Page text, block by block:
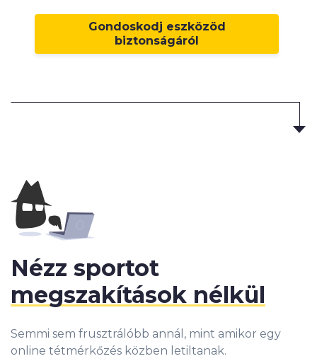
Gondoskodj eszközöd
biztonságáról
Semmi sem frusztrálóbb annál, mint amikor egy
online tétmérkőzés közben letiltanak.
Nézz sportot
megszakítások nélkül